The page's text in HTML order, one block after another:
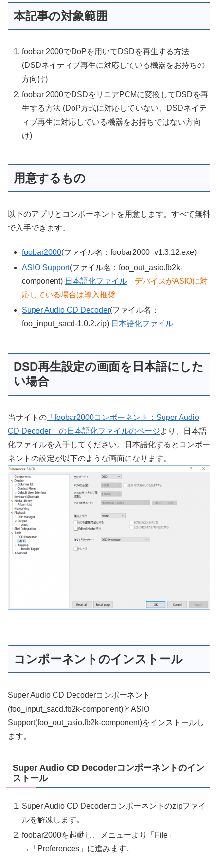
本記事の対象範囲
foobar 2000でDoPを用いてDSDを再生する方法
(DSDネイティブ再生に対応している機器をお持ちの
方向け)
foobar 2000でDSDをリニアPCMに変換してDSDを再
生する方法 (DoP方式に対応していない、DSDネイテ
ィブ再生に対応している機器をお持ちではない方向
け)
用意するもの
以下のアプリとコンポーネントを用意します。すべて無料
で入手できます。
foobar2000(ファイル名：foobar2000_v1.3.12.exe)
ASIO Support(ファイル名：foo_out_asio.fb2k-
component) 日本語化ファイル
デバイスがASIOに対
応している場合は導入推奨
Super Audio CD Decoder(ファイル名：
foo_input_sacd-1.0.2.zip) 日本語化ファイル
DSD再生設定の画面を日本語にした
い場合
当サイトの 「foobar2000コンポーネント：Super Audio
CD Decoder」の日本語化ファイルのページより、日本語
化ファイルを入手してください。日本語化するとコンポー
ネントの設定が以下のような画面になります。
コンポーネントのインストール
Super Audio CD Decoderコンポーネント
(foo_input_sacd.fb2k-component)とASIO
Support(foo_out_asio.fb2k-component)をインストールし
ます。
Super Audio CD Decoderコンポーネントのイン
ストール
Super Audio CD Decoderコンポーネントのzipファイ
ルを解凍します。
foobar2000を起動し、メニューより「File」
→「Preferences」に進みます。